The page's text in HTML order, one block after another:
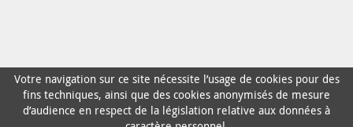
Votre navigation sur ce site nécessite l’usage de cookies pour des
fins techniques, ainsi que des cookies anonymisés de mesure
d’audience en respect de la législation relative aux données à